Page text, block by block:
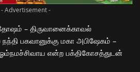
- Advertisement -
– திருவானைக்காவல்
பகவானுக்கு மகா அபிஷேகம் –
என்ற பக்திகோசத்துடன்